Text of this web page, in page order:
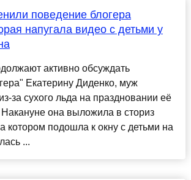
поведение блогера
напугала видео с детьми у
активно обсуждать
Екатерину Диденко, муж
за сухого льда на праздновании её
она выложила в сториз
котором подошла к окну с детьми на
...